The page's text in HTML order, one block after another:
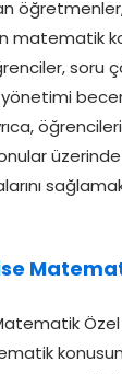
matematik
soru
Özel